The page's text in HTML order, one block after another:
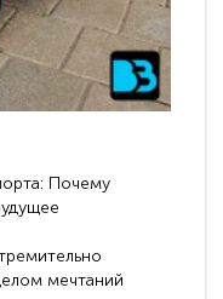
Почему
мечтаний